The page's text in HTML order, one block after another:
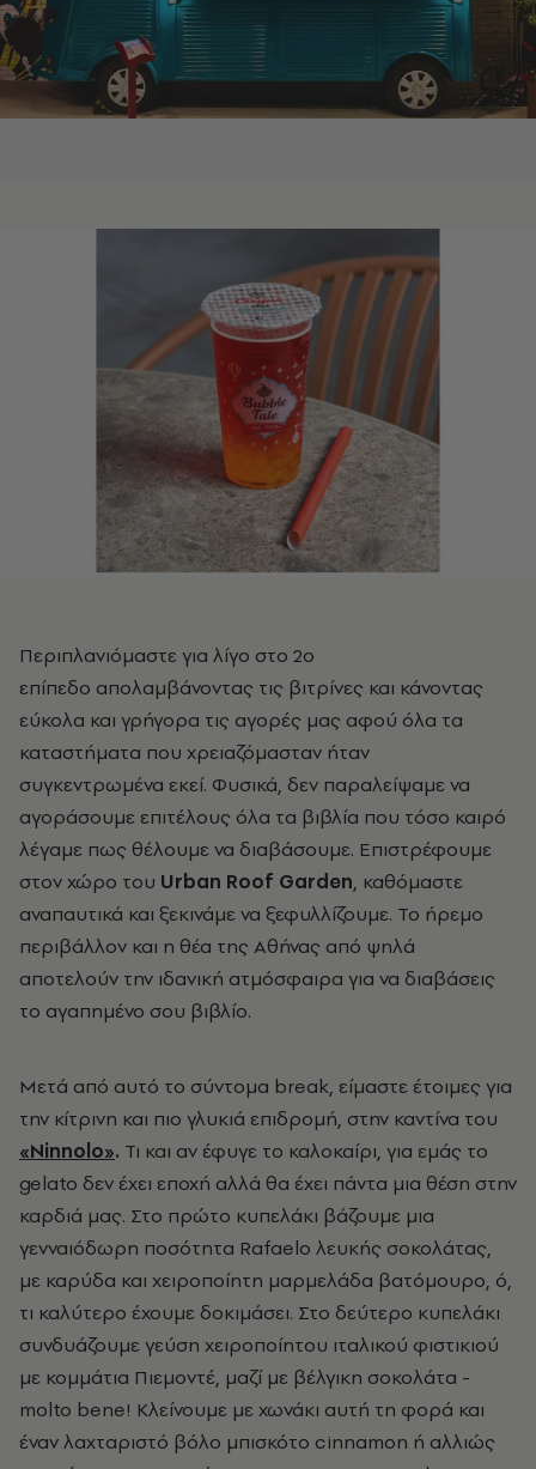
Περιπλανιόμαστε για λίγο στο 2ο
επίπεδο απολαμβάνοντας τις βιτρίνες και κάνοντας
εύκολα και γρήγορα τις αγορές μας αφού όλα τα
καταστήματα που χρειαζόμασταν ήταν
συγκεντρωμένα εκεί. Φυσικά, δεν παραλείψαμε να
αγοράσουμε επιτέλους όλα τα βιβλία που τόσο καιρό
λέγαμε πως θέλουμε να διαβάσουμε. Επιστρέφουμε
στον χώρο του Urban Roof Garden, καθόμαστε
αναπαυτικά και ξεκινάμε να ξεφυλλίζουμε. Το ήρεμο
περιβάλλον και η θέα της Αθήνας από ψηλά
αποτελούν την ιδανική ατμόσφαιρα για να διαβάσεις
το αγαπημένο σου βιβλίο.
Μετά από αυτό το σύντομα break, είμαστε έτοιμες για
την κίτρινη και πιο γλυκιά επιδρομή, στην καντίνα του
«Ninnolo». Τι και αν έφυγε το καλοκαίρι, για εμάς το
gelato δεν έχει εποχή αλλά θα έχει πάντα μια θέση στην
καρδιά μας. Στο πρώτο κυπελάκι βάζουμε μια
γενναιόδωρη ποσότητα Rafaelo λευκής σοκολάτας,
με καρύδα και χειροποίητη μαρμελάδα βατόμουρο, ό,
τι καλύτερο έχουμε δοκιμάσει. Στο δεύτερο κυπελάκι
συνδυάζουμε γεύση χειροποίητου ιταλικού φιστικιού
με κομμάτια Πιεμοντέ, μαζί με βέλγικη σοκολάτα -
molto bene! Κλείνουμε με χωνάκι αυτή τη φορά και
έναν λαχταριστό βόλο μπισκότο cinnamon ή αλλιώς